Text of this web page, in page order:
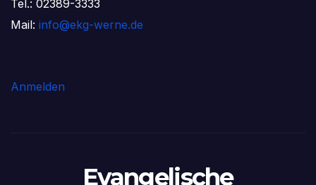
Tel.: 02389-3333
Mail: info@ekg-werne.de
Anmelden
Evangelische